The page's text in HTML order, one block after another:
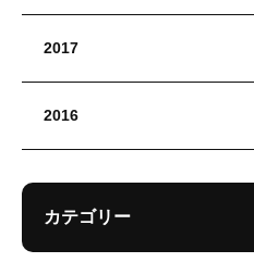
2017
2016
カテゴリー